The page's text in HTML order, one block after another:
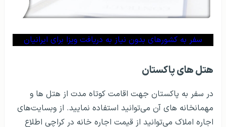
سفر به کشورهای بدون نیاز به دریافت ویزا برای ایرانیان
هتل های پاکستان
در سفر به پاکستان جهت اقامت کوتاه مدت از هتل ها و
مهمانخانه های آن می‌­توانید استفاده نمایید. از وبسایت‌های
اجاره املاک می‌توانید از قیمت اجاره خانه در کراچی اطلاع